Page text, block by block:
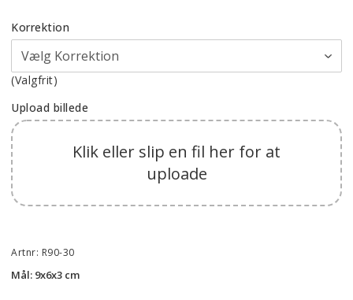
Korrektion
(Valgfrit)
Upload billede
Klik eller slip en fil her for at
uploade
Artnr: R90-30
Mål: 9x6x3 cm